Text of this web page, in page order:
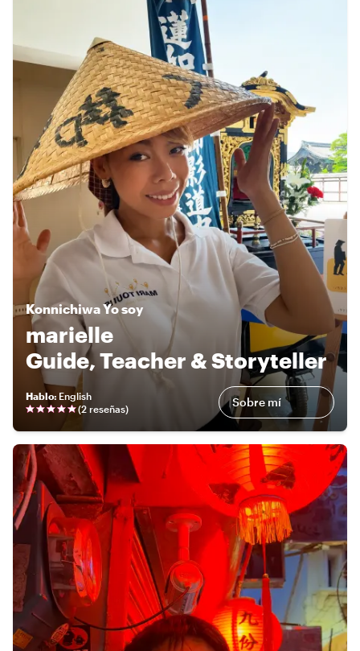
KonnichiwaYo soy
marielle
Guide, Teacher & Storyteller
Hablo: English
(2 reseñas) Sobre mí